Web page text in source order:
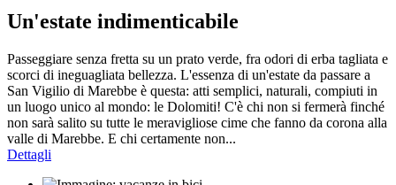
Un'estate indimenticabile
Passeggiare senza fretta su un prato verde, fra odori di erba tagliata e
scorci di ineguagliata bellezza. L'essenza di un'estate da passare a
San Vigilio di Marebbe è questa: atti semplici, naturali, compiuti in
un luogo unico al mondo: le Dolomiti! C'è chi non si fermerà finché
non sarà salito su tutte le meravigliose cime che fanno da corona alla
valle di Marebbe. E chi certamente non...
Dettagli